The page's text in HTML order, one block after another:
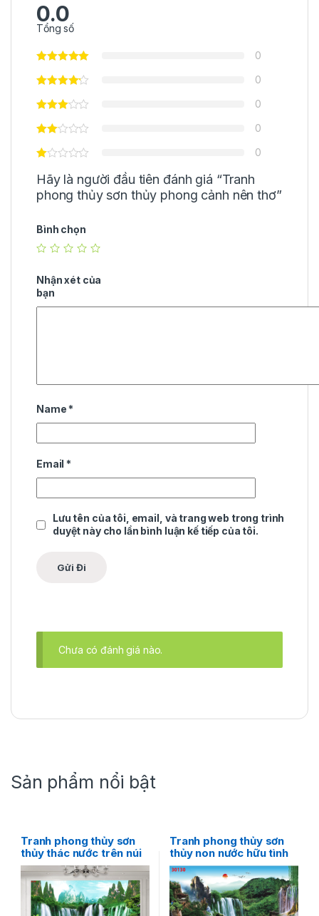
0.0
Tổng số
0
0
0
0
0
Hãy là người đầu tiên đánh giá “Tranh
phong thủy sơn thủy phong cảnh nên thơ”
Bình chọn
Nhận xét của
bạn
Name *
Email *
Lưu tên của tôi, email, và trang web trong trình
duyệt này cho lần bình luận kế tiếp của tôi.
Chưa có đánh giá nào.
Sản phẩm nổi bật
Tranh phong thủy sơn
thủy thác nước trên núi
Tranh phong thủy sơn
thủy non nước hữu tình